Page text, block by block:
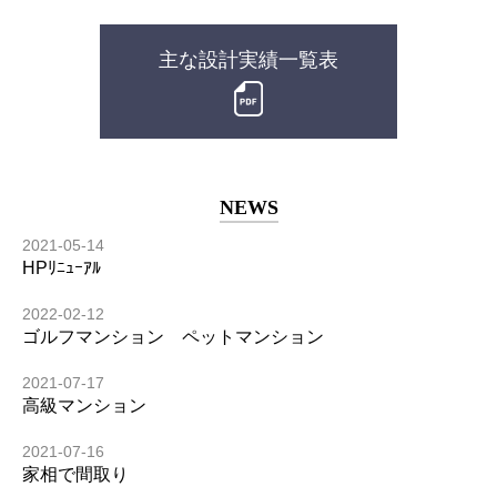
主な設計実績一覧表
NEWS
2021-05-14
HPﾘﾆｭｰｱﾙ
2022-02-12
ゴルフマンション ペットマンション
2021-07-17
高級マンション
2021-07-16
家相で間取り